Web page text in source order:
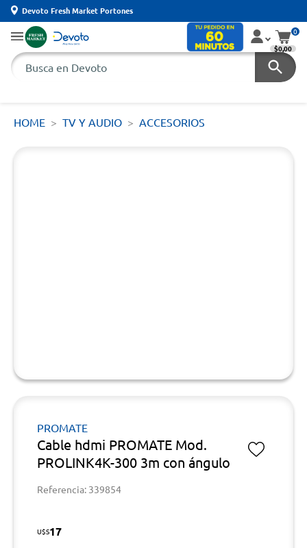
Devoto Fresh Market Portones
0
$0,00
HOME TV Y AUDIO ACCESORIOS
PROMATE
Cable hdmi PROMATE Mod.
PROLINK4K-300 3m con ángulo
Referencia: 339854
U$S17